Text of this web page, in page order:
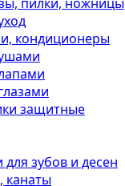
кондиционеры
защитные
зубов и десен
канаты